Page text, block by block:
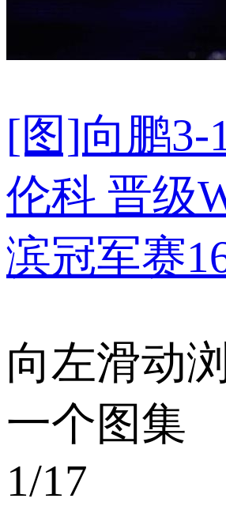
[图]向鹏3-
伦科 晋级
滨冠军赛
向左滑动
一个图集
1/17